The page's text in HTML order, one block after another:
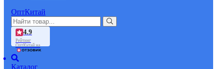
ОптКитай
4.9
Рейтинг
ОптКитай на
Каталог